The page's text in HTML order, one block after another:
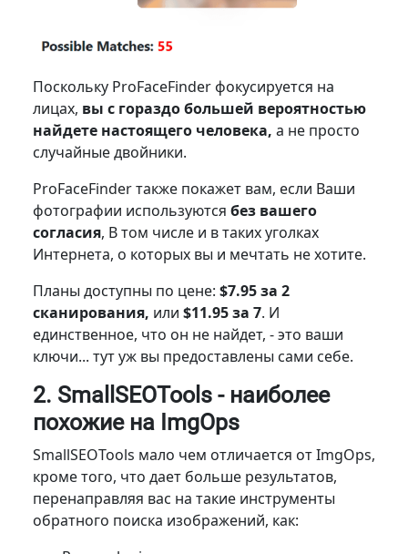
Поскольку ProFaceFinder фокусируется на
лицах, вы с гораздо большей вероятностью
найдете настоящего человека, а не просто
случайные двойники.
ProFaceFinder также покажет вам, если Ваши
фотографии используются без вашего
согласия, В том числе и в таких уголках
Интернета, о которых вы и мечтать не хотите.
Планы доступны по цене: $7.95 за 2
сканирования, или $11.95 за 7. И
единственное, что он не найдет, - это ваши
ключи... тут уж вы предоставлены сами себе.
2. SmallSEOTools - наиболее
похожие на ImgOps
SmallSEOTools мало чем отличается от ImgOps,
кроме того, что дает больше результатов,
перенаправляя вас на такие инструменты
обратного поиска изображений, как: